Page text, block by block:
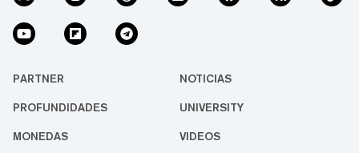
PARTNER NOTICIAS
PROFUNDIDADES UNIVERSITY
MONEDAS VIDEOS